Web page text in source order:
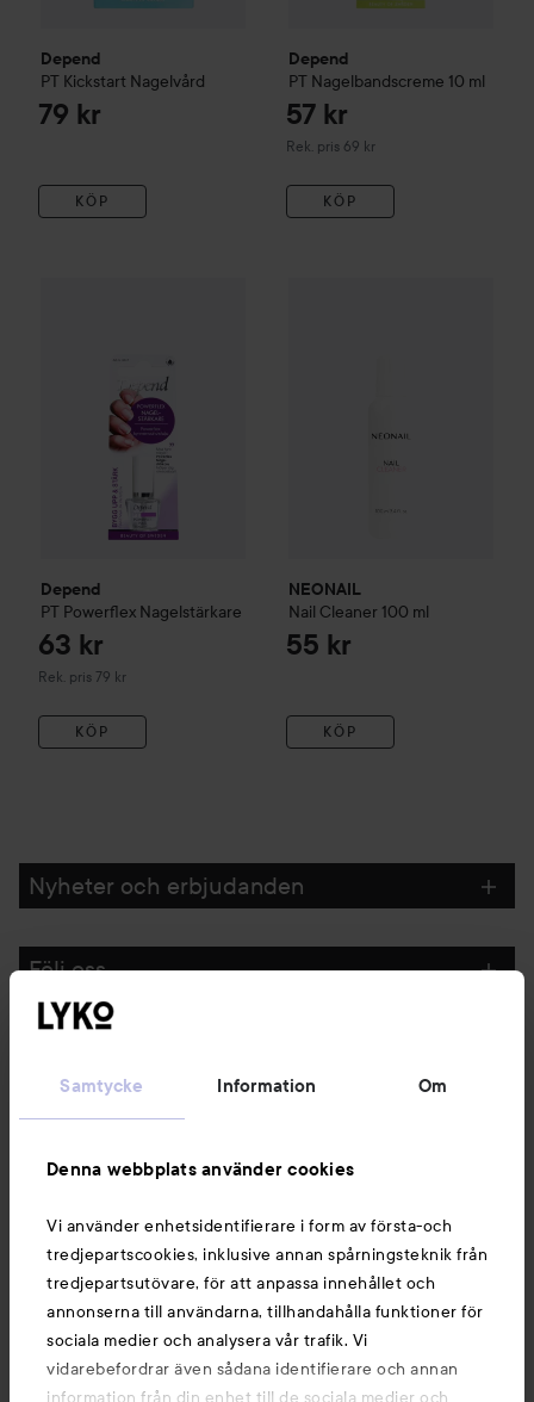
Samtycke Information Om
Denna webbplats använder cookies
Vi använder enhetsidentifierare i form av första-och
tredjepartscookies, inklusive annan spårningsteknik från
tredjepartsutövare, för att anpassa innehållet och
annonserna till användarna, tillhandahålla funktioner för
sociala medier och analysera vår trafik. Vi
vidarebefordrar även sådana identifierare och annan
information från din enhet till de sociala medier och
Depend
PT Kickstart Nagelvård
79 kr
KÖP
Depend
PT Nagelbandscreme 10 ml
57 kr
Rek. pris 69 kr
Rekommenderat pris 69 kr
KÖP
Depend
PT Powerflex Nagelstärkare
63 kr
Rek. pris 79 kr
Rekommenderat pris 79 kr
KÖP
NEONAIL
Nail Cleaner 100 ml
55 kr
KÖP
Nyheter och erbjudanden
Följ oss
Du kanske också gillar